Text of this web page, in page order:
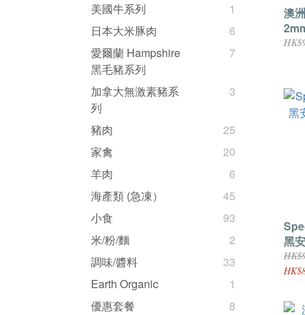
美國牛系列
1
日本大米豚肉
6
愛爾蘭 Hampshire
黑毛豬系列
7
加拿大無激素豬系
列
3
豬肉
25
家禽
20
羊肉
6
海產類 (急凍）
45
小食
93
米/粉/麵
2
調味/醬料
33
Earth Organic
1
優惠套餐
8
澳
黑